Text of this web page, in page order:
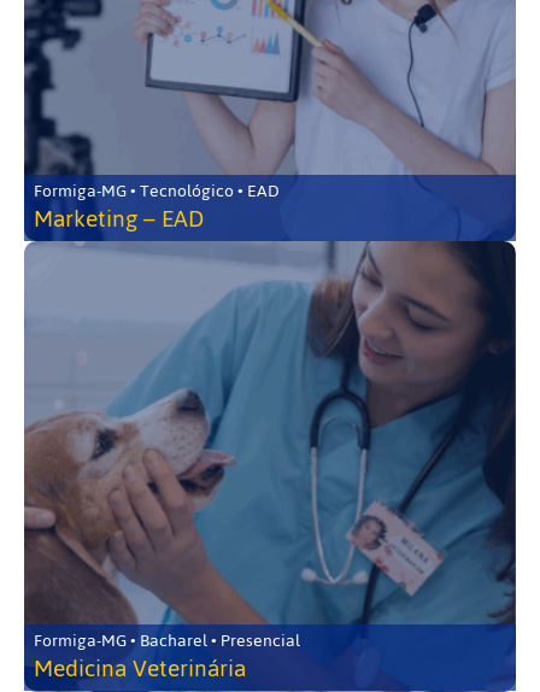
Formiga-MG • Tecnológico • EAD
Marketing – EAD
Formiga-MG • Bacharel • Presencial
Medicina Veterinária